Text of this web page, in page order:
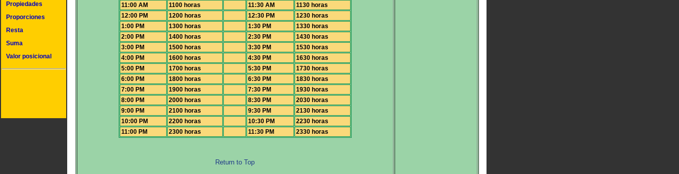
Propiedades
Proporciones
Resta
Suma
Valor posicional
11:00 AM
1100 horas 11:30 AM
1130 horas
12:00 PM
1200 horas 12:30 PM
1230 horas
1:00 PM
1300 horas 1:30 PM
1330 horas
2:00 PM
1400 horas 2:30 PM
1430 horas
3:00 PM
1500 horas 3:30 PM
1530 horas
4:00 PM
1600 horas 4:30 PM
1630 horas
5:00 PM
1700 horas 5:30 PM
1730 horas
6:00 PM
1800 horas 6:30 PM
1830 horas
7:00 PM
1900 horas 7:30 PM
1930 horas
8:00 PM
2000 horas 8:30 PM
2030 horas
9:00 PM
2100 horas 9:30 PM
2130 horas
10:00 PM
2200 horas 10:30 PM
2230 horas
11:00 PM
2300 horas 11:30 PM 2330 horas
Return to Top